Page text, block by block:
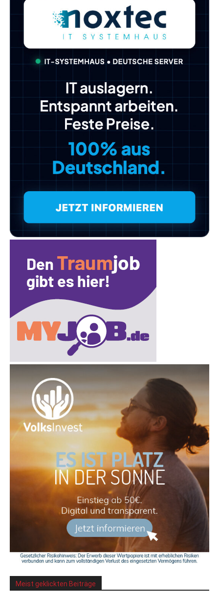
Meist geklickten Beiträge